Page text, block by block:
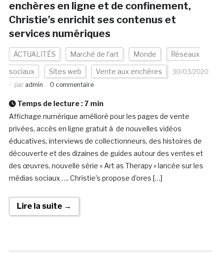
enchères en ligne et de confinement,
Christie’s enrichit ses contenus et
services numériques
ACTUALITÉS Marché de l'art Monde Réseaux
sociaux Sites web Vente aux enchères
30/03/2020
par admin 0 commentaire
Temps de lecture :7 min
Affichage numérique amélioré pour les pages de vente
privées, accès en ligne gratuit à de nouvelles vidéos
éducatives, interviews de collectionneurs, des histoires de
découverte et des dizaines de guides autour des ventes et
des œuvres, nouvelle série « Art as Therapy » lancée sur les
médias sociaux …. Christie’s propose d’ores […]
Lire la suite →